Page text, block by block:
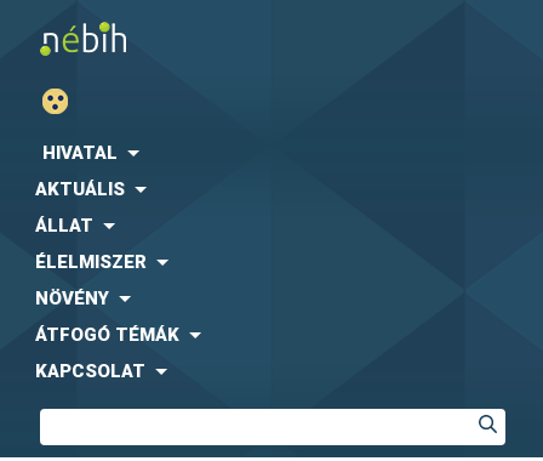
HIVATAL
AKTUÁLIS
ÁLLAT
ÉLELMISZER
NÖVÉNY
ÁTFOGÓ TÉMÁK
KAPCSOLAT